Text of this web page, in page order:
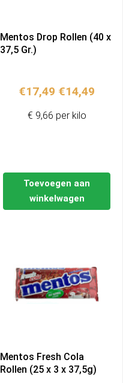
Mentos Drop Rollen (40 x
37,5 Gr.)
€17,49
was:
€14,49
Toevoegen aan
winkelwagen
€ 9,66 per kilo
Mentos Fresh Cola
Rollen (25 x 3 x 37,5g)